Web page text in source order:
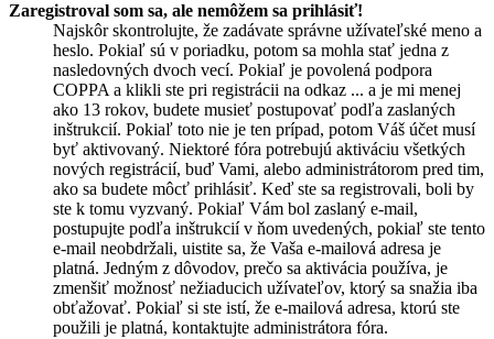
Zaregistroval som sa, ale nemôžem sa prihlásiť!
Najskôr skontrolujte, že zadávate správne užívateľské meno a
heslo. Pokiaľ sú v poriadku, potom sa mohla stať jedna z
nasledovných dvoch vecí. Pokiaľ je povolená podpora
COPPA a klikli ste pri registrácii na odkaz ... a je mi menej
ako 13 rokov, budete musieť postupovať podľa zaslaných
inštrukcií. Pokiaľ toto nie je ten prípad, potom Váš účet musí
byť aktivovaný. Niektoré fóra potrebujú aktiváciu všetkých
nových registrácií, buď Vami, alebo administrátorom pred tim,
ako sa budete môcť prihlásiť. Keď ste sa registrovali, boli by
ste k tomu vyzvaný. Pokiaľ Vám bol zaslaný e-mail,
postupujte podľa inštrukcií v ňom uvedených, pokiaľ ste tento
e-mail neobdržali, uistite sa, že Vaša e-mailová adresa je
platná. Jedným z dôvodov, prečo sa aktivácia používa, je
zmenšiť možnosť nežiaducich užívateľov, ktorý sa snažia iba
obťažovať. Pokiaľ si ste istí, že e-mailová adresa, ktorú ste
použili je platná, kontaktujte administrátora fóra.